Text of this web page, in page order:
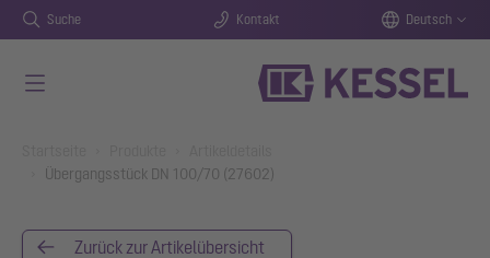
Suche Kontakt Deutsch
Übergangsstück DN 100/70 (27602)
Zurück zur Artikelübersicht